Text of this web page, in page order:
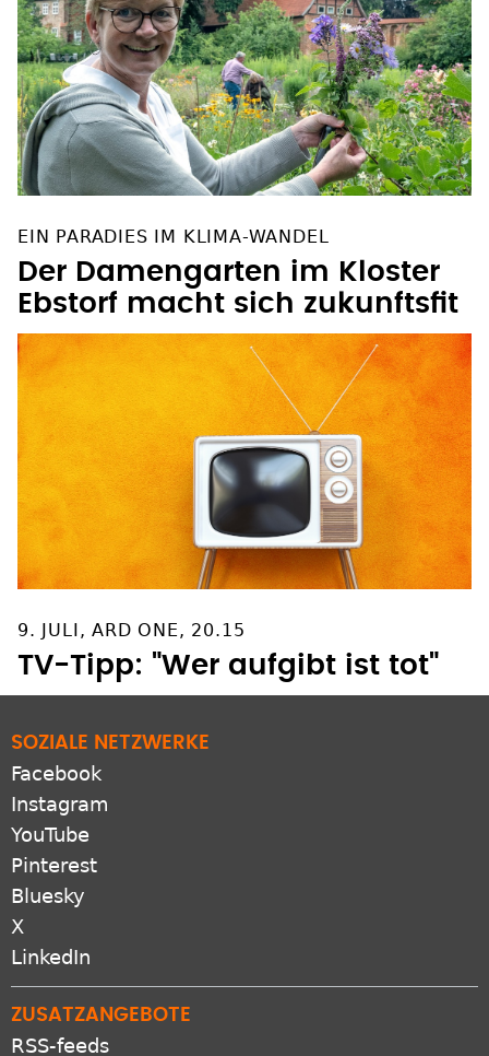
EIN PARADIES IM KLIMA-WANDEL
Der Damengarten im Kloster
Ebstorf macht sich zukunftsfit
9. JULI, ARD ONE, 20.15
TV-Tipp: "Wer aufgibt ist tot"
SOZIALE NETZWERKE
Facebook
Instagram
YouTube
Pinterest
Bluesky
X
LinkedIn
ZUSATZANGEBOTE
RSS-feeds